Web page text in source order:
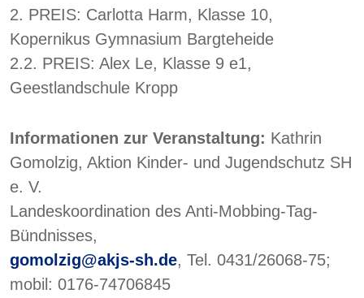
2. PREIS: Carlotta Harm, Klasse 10,
Kopernikus Gymnasium Bargteheide
2.2. PREIS: Alex Le, Klasse 9 e1,
Geestlandschule Kropp
Informationen zur Veranstaltung: Kathrin
Gomolzig, Aktion Kinder- und Jugendschutz SH
e. V.
Landeskoordination des Anti-Mobbing-Tag-
Bündnisses,
gomolzig@akjs-sh.de, Tel. 0431/26068-75;
mobil: 0176-74706845